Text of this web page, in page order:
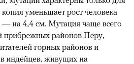
уменьшает рост человека
— на 4,4 см. Мутация чаще всего
прибрежных районов Перу,
горных районов и
индейцев, живущих на